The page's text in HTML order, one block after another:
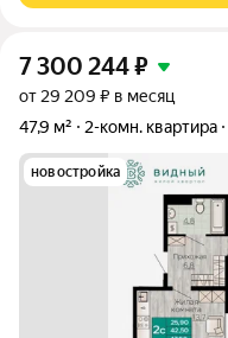
7 300 244₽
от 29 209 ₽ в месяц
47,9 м²
2-комн. квартира
новостройка